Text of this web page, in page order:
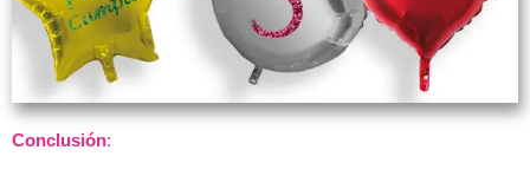
Conclusión: